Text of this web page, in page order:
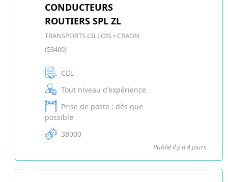
CONDUCTEURS
ROUTIERS SPL ZL
TRANSPORTS GILLOIS • CRAON
(53400)
CDI
Tout niveau d'expérience
Prise de poste : dès que
possible
38000
Publié il y a 4 jours